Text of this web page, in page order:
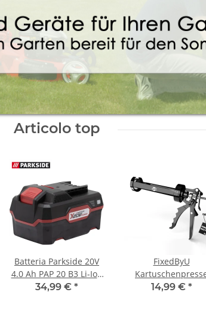
Articolo top
Batteria Parkside 20V
4.0 Ah PAP 20 B3 Li-Ion
EU per utensili della
34,99 € *
FixedByU
310ml
14,99 € *